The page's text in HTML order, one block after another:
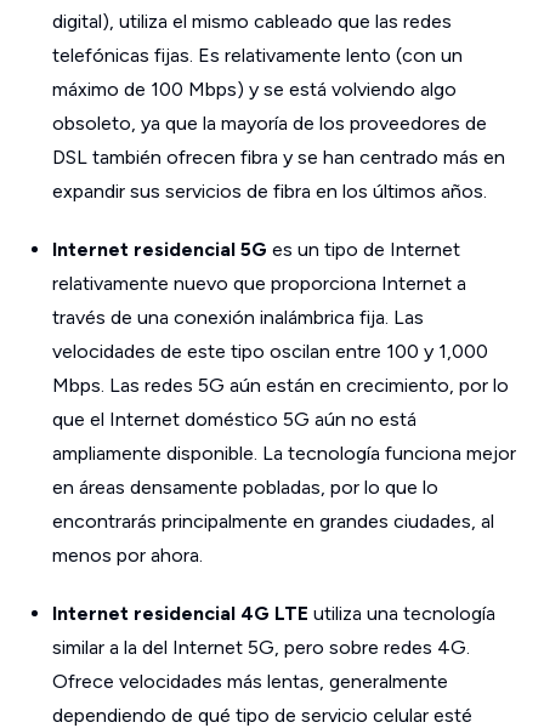
digital), utiliza el mismo cableado que las redes
telefónicas fijas. Es relativamente lento (con un
máximo de 100 Mbps) y se está volviendo algo
obsoleto, ya que la mayoría de los proveedores de
DSL también ofrecen fibra y se han centrado más en
expandir sus servicios de fibra en los últimos años.
Internet residencial 5G es un tipo de Internet
relativamente nuevo que proporciona Internet a
través de una conexión inalámbrica fija. Las
velocidades de este tipo oscilan entre 100 y 1,000
Mbps. Las redes 5G aún están en crecimiento, por lo
que el Internet doméstico 5G aún no está
ampliamente disponible. La tecnología funciona mejor
en áreas densamente pobladas, por lo que lo
encontrarás principalmente en grandes ciudades, al
menos por ahora.
Internet residencial 4G LTE utiliza una tecnología
similar a la del Internet 5G, pero sobre redes 4G.
Ofrece velocidades más lentas, generalmente
dependiendo de qué tipo de servicio celular esté